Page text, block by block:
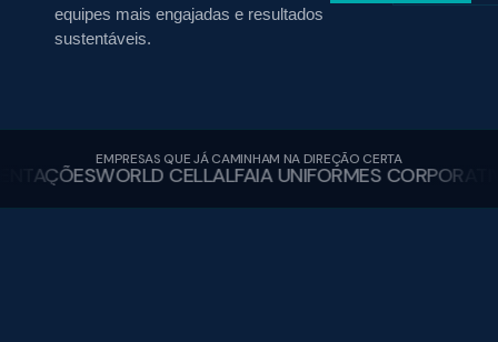
equipes mais engajadas e resultados
sustentáveis.
EMPRESAS QUE JÁ CAMINHAM NA DIREÇÃO CERTA
WORLD CELLALFAIA UNIFORMES